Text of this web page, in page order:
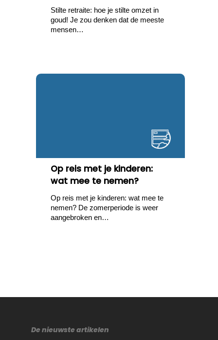
Stilte retraite: hoe je stilte omzet in
goud! Je zou denken dat de meeste
mensen…
Op reis met je kinderen:
wat mee te nemen?
Op reis met je kinderen: wat mee te
nemen? De zomerperiode is weer
aangebroken en…
De nieuwste artikelen